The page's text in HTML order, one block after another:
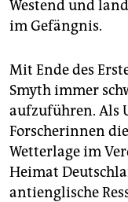
Westend und
im Gefängnis.
Mit Ende des
Smyth immer
aufzuführen. Als
Forscherinnen
Wetterlage im
Heimat
antienglische